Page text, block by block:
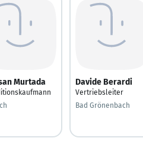
Murtada Davide Berardi
Vertriebsleiter
Bad Grönenbach